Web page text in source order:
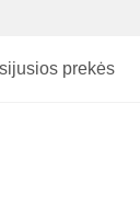
prekės